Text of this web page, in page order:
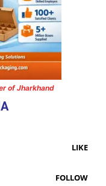
of Jharkhand
LIKE
FOLLOW